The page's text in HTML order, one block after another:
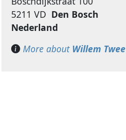
5211 VD Den Bosch
Nederland
More about Willem Twee